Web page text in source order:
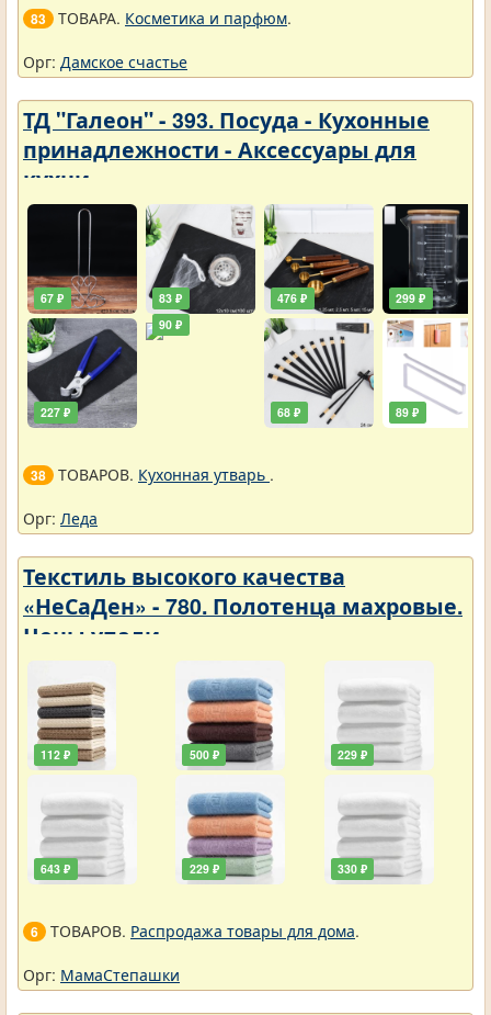
83 ТОВАРА. Косметика и парфюм.
Орг: Дамское счастье
ТД "Галеон" - 393. Посуда - Кухонные
принадлежности - Аксессуары для
кухни
67 ₽
227 ₽
83 ₽
90 ₽
476 ₽
68 ₽
299 ₽
89 ₽
38 ТОВАРОВ. Кухонная утварь .
Орг: Леда
Текстиль высокого качества
«НеСаДен» - 780. Полотенца махровые.
Цены упали
112 ₽
643 ₽
500 ₽
229 ₽
229 ₽
330 ₽
6 ТОВАРОВ. Распродажа товары для дома.
Орг: МамаСтепашки